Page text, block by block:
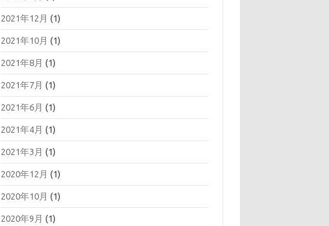
2021年12月 (1)
2021年10月 (1)
2021年8月 (1)
2021年7月 (1)
2021年6月 (1)
2021年4月 (1)
2021年3月 (1)
2020年12月 (1)
2020年10月 (1)
2020年9月 (1)